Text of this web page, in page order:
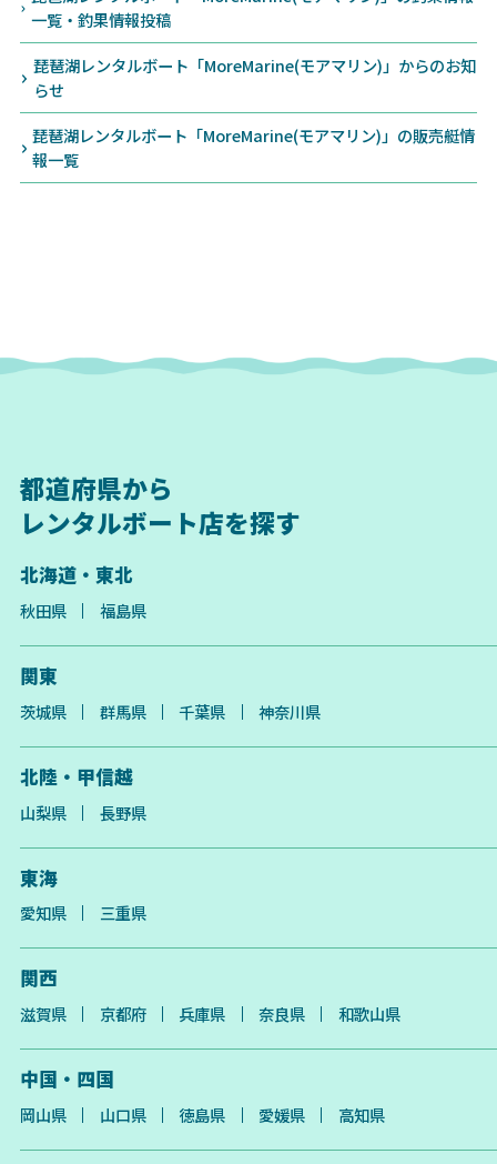
一覧・釣果情報投稿
琵琶湖レンタルボート「MoreMarine(モアマリン)」からのお知
らせ
琵琶湖レンタルボート「MoreMarine(モアマリン)」の販売艇情
報一覧
都道府県から
レンタルボート店を探す
北海道・東北
秋田県 福島県
関東
茨城県 群馬県 千葉県 神奈川県
北陸・甲信越
山梨県 長野県
東海
愛知県 三重県
関西
滋賀県 京都府 兵庫県 奈良県 和歌山県
中国・四国
岡山県 山口県 徳島県 愛媛県 高知県